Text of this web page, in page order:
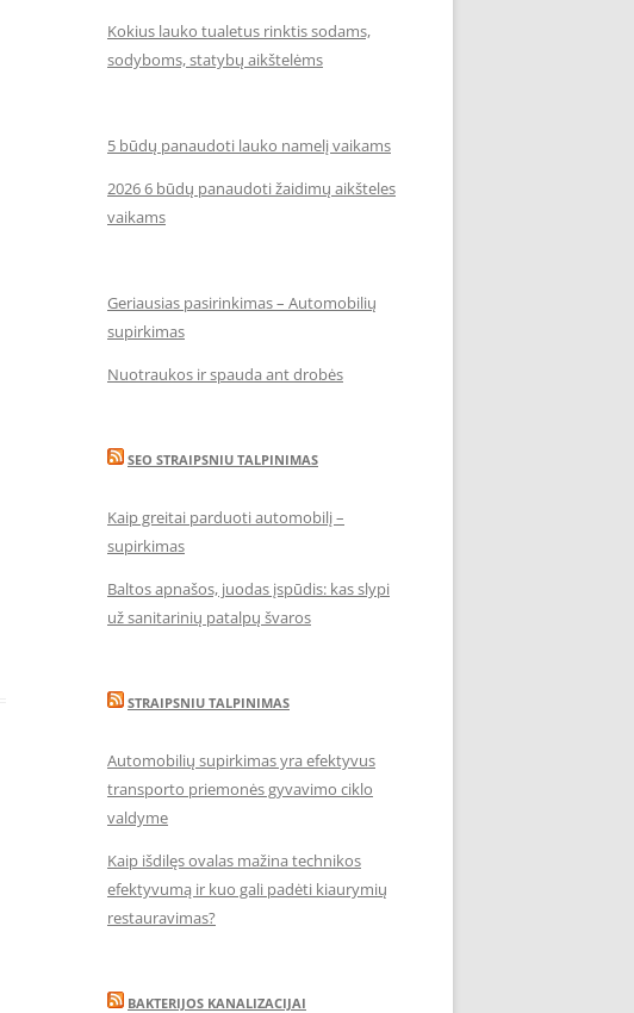
Kokius lauko tualetus rinktis sodams,
sodyboms, statybų aikštelėms
5 būdų panaudoti lauko namelį vaikams
2026 6 būdų panaudoti žaidimų aikšteles
vaikams
Geriausias pasirinkimas – Automobilių
supirkimas
Nuotraukos ir spauda ant drobės
SEO STRAIPSNIU TALPINIMAS
Kaip greitai parduoti automobilį –
supirkimas
Baltos apnašos, juodas įspūdis: kas slypi
už sanitarinių patalpų švaros
STRAIPSNIU TALPINIMAS
Automobilių supirkimas yra efektyvus
transporto priemonės gyvavimo ciklo
valdyme
Kaip išdilęs ovalas mažina technikos
efektyvumą ir kuo gali padėti kiaurymių
restauravimas?
BAKTERIJOS KANALIZACIJAI